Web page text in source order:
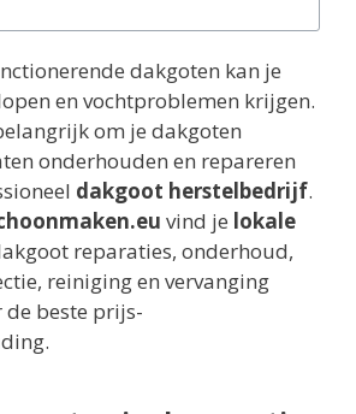
dakgoten kan je
en vochtproblemen krijgen.
om je dakgoten
onderhouden en repareren
dakgoot herstelbedrijf.
vind je lokale
reparaties, onderhoud,
reiniging en vervanging
beste prijs-